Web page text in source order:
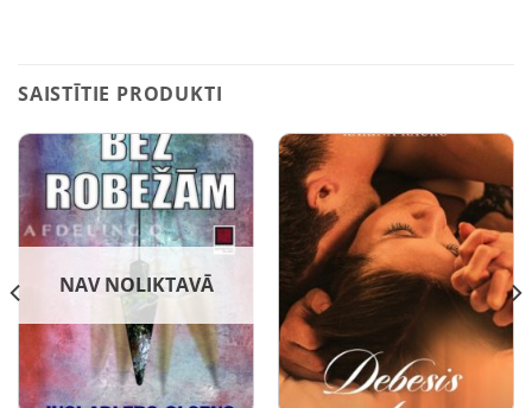
SAISTĪTIE PRODUKTI
NAV NOLIKTAVĀ